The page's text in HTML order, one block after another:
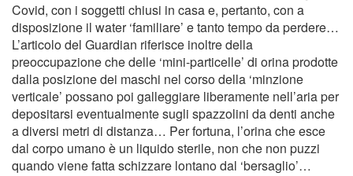
Covid, con i soggetti chiusi in casa e, pertanto, con a
disposizione il water ‘familiare’ e tanto tempo da perdere…
L’articolo del Guardian riferisce inoltre della
preoccupazione che delle ‘mini-particelle’ di orina prodotte
dalla posizione dei maschi nel corso della ‘minzione
verticale’ possano poi galleggiare liberamente nell’aria per
depositarsi eventualmente sugli spazzolini da denti anche
a diversi metri di distanza… Per fortuna, l’orina che esce
dal corpo umano è un liquido sterile, non che non puzzi
quando viene fatta schizzare lontano dal ‘bersaglio’…